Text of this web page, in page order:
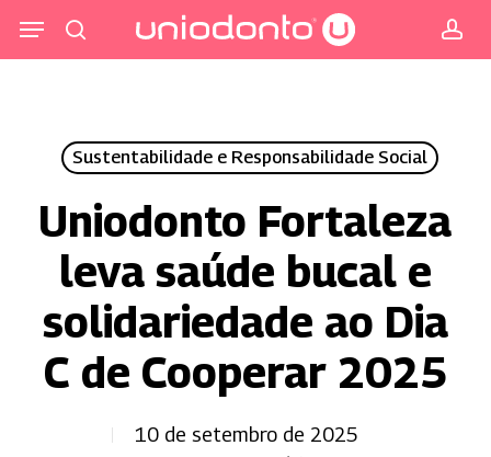
para
principal
Menu
Sustentabilidade e Responsabilidade Social
Uniodonto Fortaleza
leva saúde bucal e
solidariedade ao Dia
C de Cooperar 2025
10 de setembro de 2025